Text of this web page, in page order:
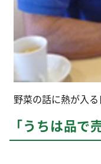
野菜の話に熱が入
「うちは品で